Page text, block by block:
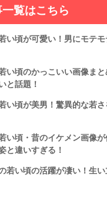
覧はこちら
い頃が可愛い！男にモテ
い頃のかっこいい画像ま
と話題！
い頃が美男！驚異的な若
い頃・昔のイケメン画像が
と違いすぎる！
若い頃の活躍が凄い！生